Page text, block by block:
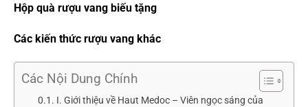
Hộp quà rượu vang biếu tặng
Các kiến thức rượu vang khác
Các Nội Dung Chính
I. Giới thiệu về Haut Medoc – Viên ngọc sáng của